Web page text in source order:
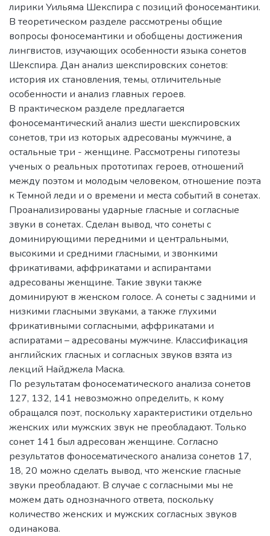
лирики Уильяма Шекспира с позиций фоносемантики.
В теоретическом разделе рассмотрены общие
вопросы фоносемантики и обобщены достижения
лингвистов, изучающих особенности языка сонетов
Шекспира. Дан анализ шекспировских сонетов:
история их становления, темы, отличительные
особенности и анализ главных героев.
В практическом разделе предлагается
фоносемантический анализ шести шекспировских
сонетов, три из которых адресованы мужчине, а
остальные три - женщине. Рассмотрены гипотезы
ученых о реальных прототипах героев, отношений
между поэтом и молодым человеком, отношение поэта
к Темной леди и о времени и места событий в сонетах.
Проанализированы ударные гласные и согласные
звуки в сонетах. Сделан вывод, что сонеты с
доминирующими передними и центральными,
высокими и средними гласными, и звонкими
фрикативами, аффрикатами и аспирантами
адресованы женщине. Такие звуки также
доминируют в женском голосе. А сонеты с задними и
низкими гласными звуками, а также глухими
фрикативными согласными, аффрикатами и
аспиратами – адресованы мужчине. Классификация
английских гласных и согласных звуков взята из
лекций Найджела Маска.
По результатам фоносематического анализа сонетов
127, 132, 141 невозможно определить, к кому
обращался поэт, поскольку характеристики отдельно
женских или мужских звук не преобладают. Только
сонет 141 был адресован женщине. Согласно
результатов фоносематического анализа сонетов 17,
18, 20 можно сделать вывод, что женские гласные
звуки преобладают. В случае с согласными мы не
можем дать однозначного ответа, поскольку
количество женских и мужских согласных звуков
одинакова.